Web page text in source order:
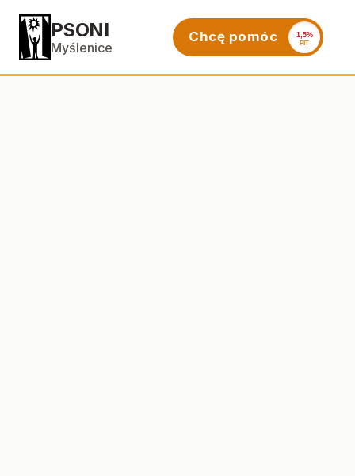
PSONI
Myślenice
Chcę pomóc 1,5%
PIT